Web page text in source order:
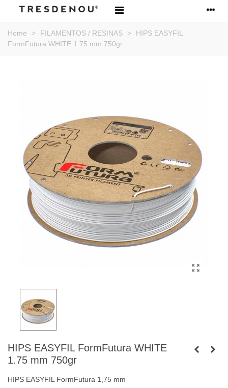
Home > FILAMENTOS / RESINAS >
HIPS EASYFIL
FormFutura WHITE 1.75 mm 750gr
HIPS EASYFIL FormFutura WHITE
1.75 mm 750gr
HIPS EASYFIL FormFutura 1,75 mm